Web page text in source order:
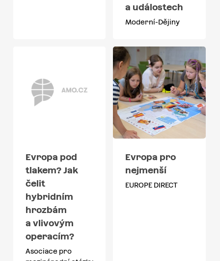
a událostech
Moderní-Dějiny
Evropa pod
tlakem? Jak
čelit
hybridním
hrozbám
a vlivovým
operacím?
Asociace pro
Evropa pro
nejmenší
EUROPE DIRECT